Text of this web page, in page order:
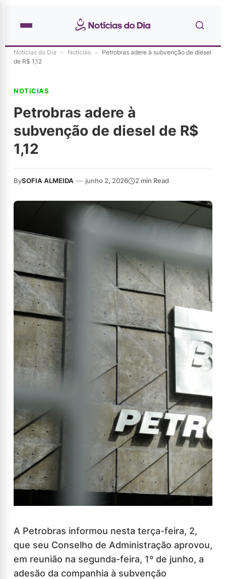
Notícias do Dia » Notícias » Petrobras adere à subvenção de diesel
de R$ 1,12
NOTíCIAS
Petrobras adere à
subvenção de diesel de R$
1,12
BySOFIA ALMEIDA — junho 2, 2026 2 min Read
A Petrobras informou nesta terça-feira, 2,
que seu Conselho de Administração aprovou,
em reunião na segunda-feira, 1º de junho, a
adesão da companhia à subvenção